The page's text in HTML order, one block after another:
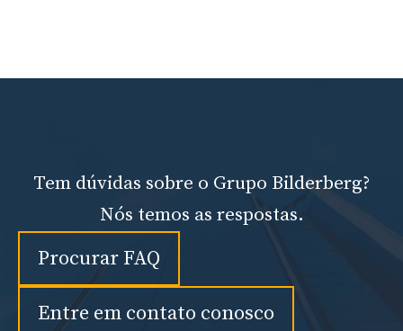
Tem dúvidas sobre o Grupo Bilderberg?
Nós temos as respostas.
Procurar FAQ
Entre em contato conosco